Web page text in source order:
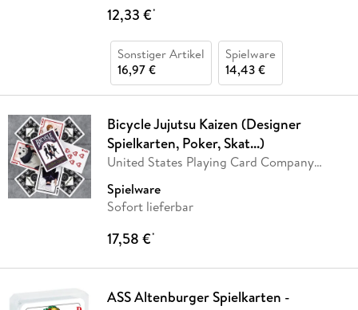
12,33 €*
Sonstiger Artikel
16,97 €
Spielware
14,43 €
Bicycle Jujutsu Kaizen (Designer
Spielkarten, Poker, Skat...)
United States Playing Card Company
Spielware
Sofort lieferbar
17,58 €*
ASS Altenburger Spielkarten -